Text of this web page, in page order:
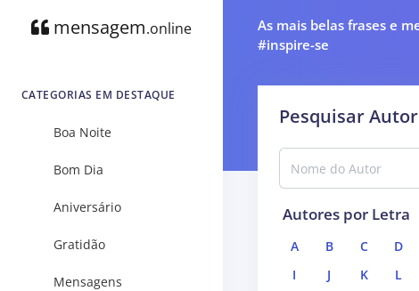
mensagem.online
CATEGORIAS EM DESTAQUE
Boa Noite
Bom Dia
Aniversário
Gratidão
Mensagens
As mais belas frases e
#inspire-se
Pesquisar Autor
Autores por Letra
A B C D
I
J K L